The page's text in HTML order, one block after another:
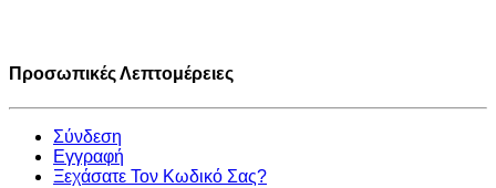
Προσωπικές Λεπτομέρειες
Σύνδεση
Εγγραφή
Ξεχάσατε Τον Κωδικό Σας?